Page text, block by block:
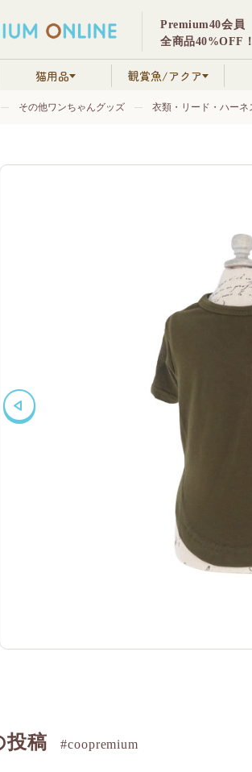
Premium40会員
全商品40%OFF！
猫用品 観賞魚/アクア
その他ワンちゃんグッズ 衣類・リード・ハーネ
投稿 #coopremium